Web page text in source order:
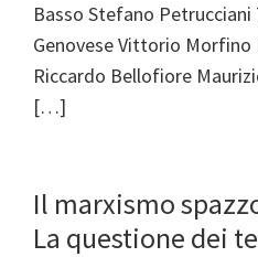
Basso Stefano Petrucciani
Genovese Vittorio Morfino
Riccardo Bellofiore
[…]
Il marxismo
La questione dei